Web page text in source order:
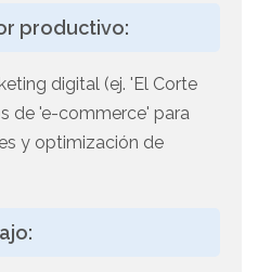
productivo:
digital (ej. 'El Corte
de 'e-commerce' para
y optimización de